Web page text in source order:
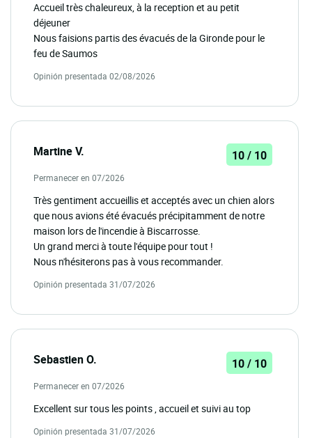
Accueil très chaleureux, à la reception et au petit
déjeuner
Nous faisions partis des évacués de la Gironde pour le
feu de Saumos
Opinión presentada 02/08/2026
Martine V. 10 / 10
Permanecer en 07/2026
Très gentiment accueillis et acceptés avec un chien alors
que nous avions été évacués précipitamment de notre
maison lors de l'incendie à Biscarrosse.
Un grand merci à toute l'équipe pour tout !
Nous n'hésiterons pas à vous recommander.
Opinión presentada 31/07/2026
Sebastien O. 10 / 10
Permanecer en 07/2026
Excellent sur tous les points , accueil et suivi au top
Opinión presentada 31/07/2026